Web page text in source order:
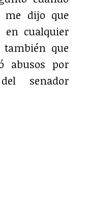
dijo que
en cualquier
también que
abusos por
senador